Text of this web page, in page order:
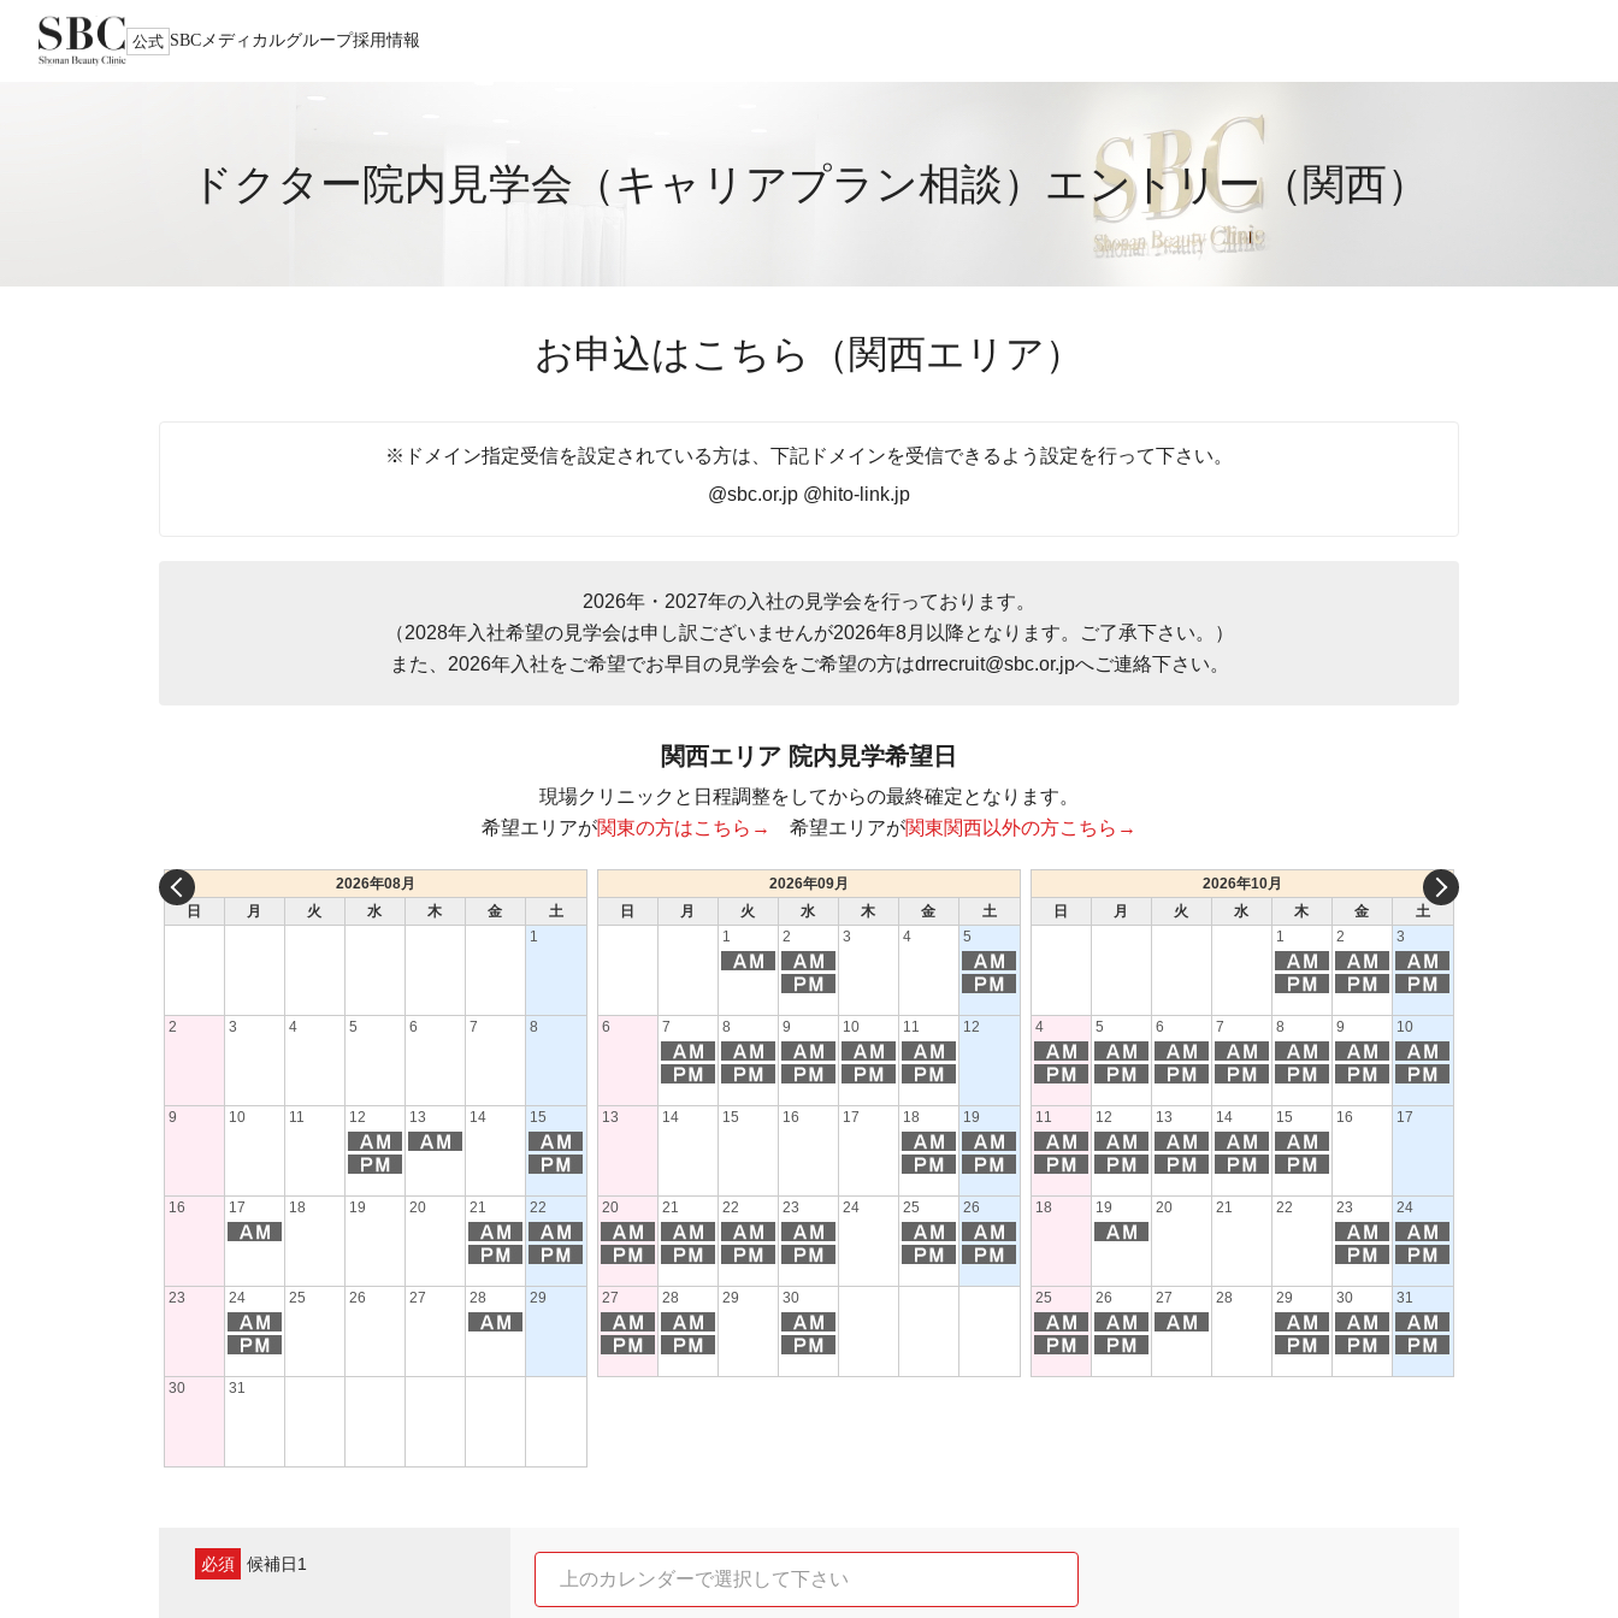
公式 SBCメディカルグループ採用情報
ドクター院内見学会（キャリアプラン相談）エントリー（関西）
お申込はこちら（関西エリア）
※ドメイン指定受信を設定されている方は、下記ドメインを受信できるよう設定を行って下さい。
@sbc.or.jp @hito-link.jp
2026年・2027年の入社の見学会を行っております。
（2028年入社希望の見学会は申し訳ございませんが2026年8月以降となります。ご了承下さい。）
また、2026年入社をご希望でお早目の見学会をご希望の方はdrrecruit@sbc.or.jpへご連絡下さい。
関西エリア 院内見学希望日
現場クリニックと日程調整をしてからの最終確定となります。
希望エリアが関東の方はこちら→ 希望エリアが関東関西以外の方こちら→
2026年08月
日
月 火 水 木 金
土
1
2 3 4 5 6 7 8
9 10 11 12 13 14 15
16 17 18 19 20 21 22
23 24 25 26 27 28 29
30 31
2026年09月
日
月 火 水 木 金
土
1
2 3 4 5
6 7 8 9 10 11 12
13 14 15 16 17 18 19
20 21 22 23 24 25 26
27 28 29 30
2026年10月
日
月 火 水 木 金
土
1
2 3
4 5 6 7 8 9 10
11 12 13 14 15 16 17
18 19 20 21 22 23 24
25 26 27 28 29 30 31
必須 候補日1